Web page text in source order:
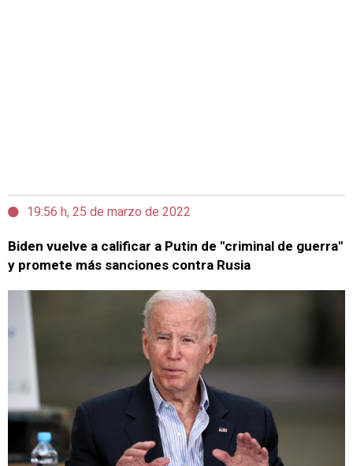
19:56 h, 25 de marzo de 2022
Biden vuelve a calificar a Putin de "criminal de guerra"
y promete más sanciones contra Rusia